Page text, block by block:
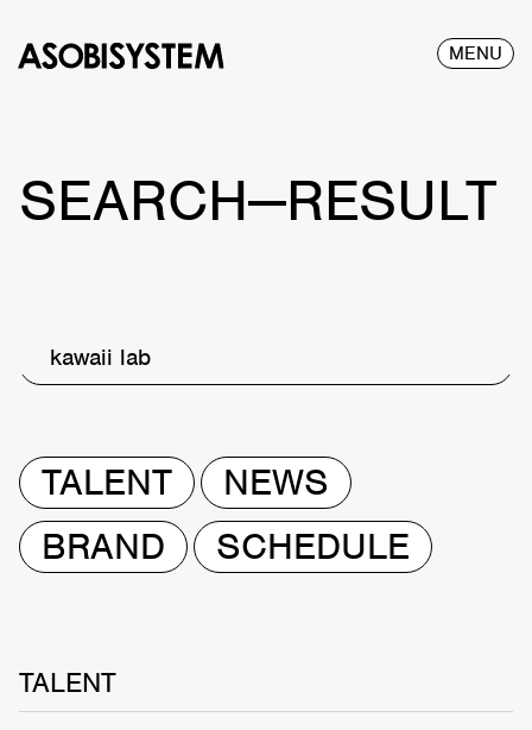
MENU
SEARCH—RESULT
kawaii lab
TALENT
NEWS
BRAND
SCHEDULE
TALENT